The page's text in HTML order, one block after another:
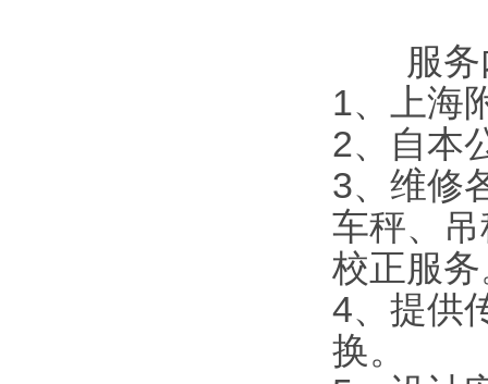
服务
1、上海
2、自本
3、维修
车秤、
校正服
4、提供
换。